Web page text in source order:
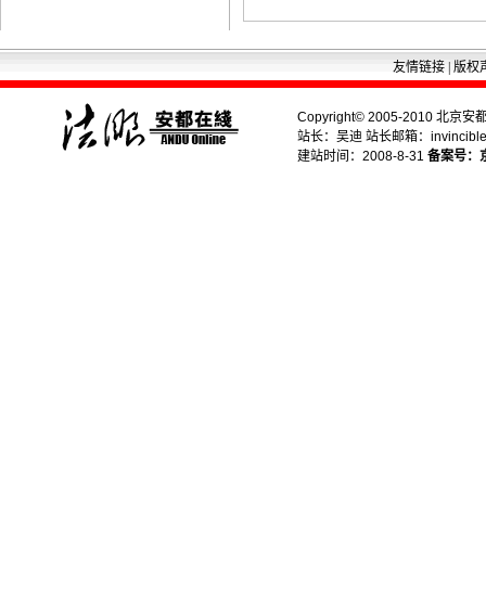
友情链接 |版权
Copyright© 2005-2010 北京安
站长：吴迪 站长邮箱：
建站时间：2008-8-31 备案号：